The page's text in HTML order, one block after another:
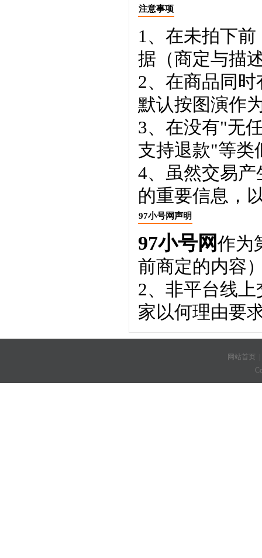
注意事项
1、在未拍下
据（商定与描
2、在商品同
默认按图演作
3、在没有"无
支持退款"等类
4、虽然交易
的重要信息，
97小号网声明
97小号网作为
前商定的内容
2、非平台线
家以何理由要
网站首页